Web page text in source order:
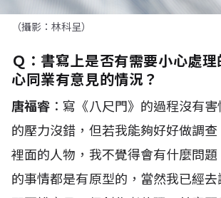
（攝影：林科呈）
Ｑ： 書寫上是否有需要小心處
心同業有意見的情況？
唐福睿 ：寫《八尺門》的過程沒有
的壓力沒錯，但若我能夠好好做調
裡面的人物，我不覺得會有什麼問
的事情都是有原型的，當然我已經